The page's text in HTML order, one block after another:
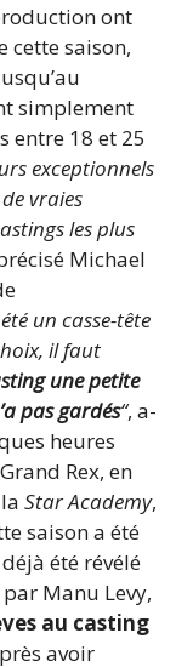
ont
cette saison,
simplement
entre 18 et 25
exceptionnels
vraies
les plus
Michael
un casse-tête
il faut
une petite
pas gardés“, a-
heures
Rex, en
Star Academy,
saison a été
été révélé
Manu Levy,
au casting
avoir